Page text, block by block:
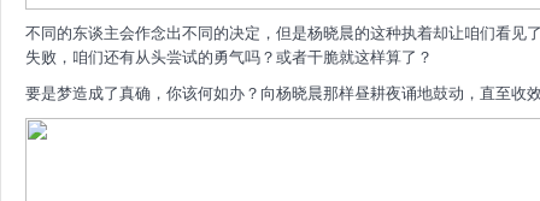
不同的东谈主会作念出不同的决定，但是杨晓晨的这种执着却让咱们看见
失败，咱们还有从头尝试的勇气吗？或者干脆就这样算了？
要是梦造成了真确，你该何如办？向杨晓晨那样昼耕夜诵地鼓动，直至收